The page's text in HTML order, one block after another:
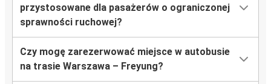
przystosowane dla pasażerów o ograniczonej
sprawności ruchowej?
Czy mogę zarezerwować miejsce w autobusie
na trasie Warszawa – Freyung?